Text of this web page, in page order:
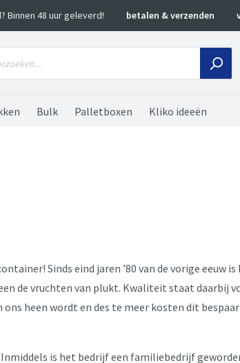
Binnen 48 uur geleverd! betalen & verzenden
Bulk Palletboxen Kliko ideeën
Sinds eind jaren ’80 van de vorige eeuw
de vruchten van plukt. Kwaliteit staat daarbij
heen wordt en des te meer kosten dit
is het bedrijf een familiebedrijf